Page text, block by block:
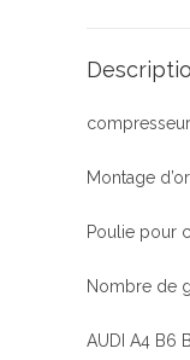
Montage
Poulie pour
Nombre de
AUDI A4 B6